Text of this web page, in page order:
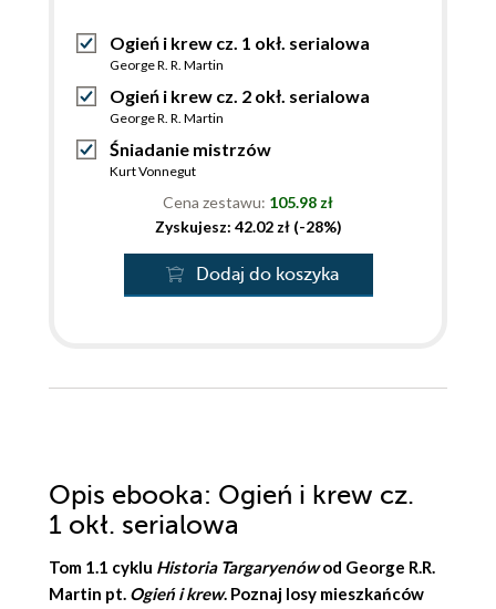
Ogień i krew cz. 1 okł. serialowa
George R. R. Martin
Ogień i krew cz. 2 okł. serialowa
George R. R. Martin
Śniadanie mistrzów
Kurt Vonnegut
Cena zestawu: 105.98 zł
Zyskujesz: 42.02 zł (-28%)
Dodaj do koszyka
Opis ebooka: Ogień i krew cz.
1 okł. serialowa
Tom 1.1 cyklu Historia Targaryenówod George R.R.
Martin pt. Ogień i krew. Poznaj losy mieszkańców